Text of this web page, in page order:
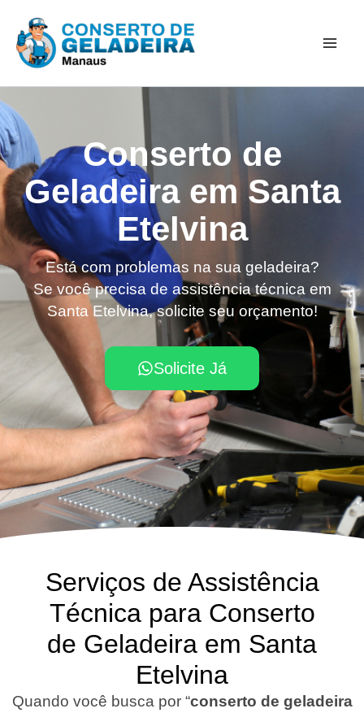
para
Conserto de
Geladeira em Santa
Etelvina
Está com problemas na sua geladeira?
Se você precisa de assistência técnica em
Santa Etelvina, solicite seu orçamento!
Solicite Já
Serviços de Assistência
Técnica para Conserto
de Geladeira em Santa
Etelvina
Quando você busca por “conserto de geladeira